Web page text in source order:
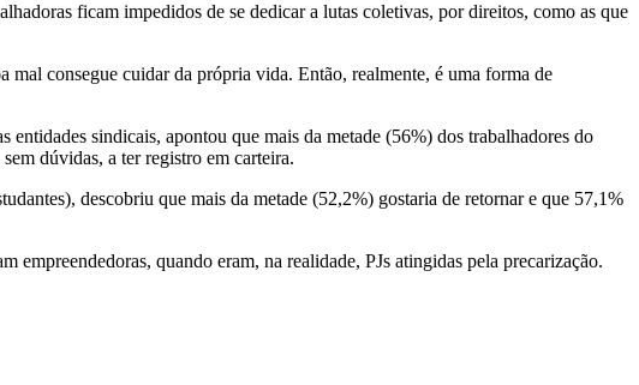
ficam impedidos de se dedicar a lutas coletivas, por direitos, como as que
mal consegue cuidar da própria vida. Então, realmente, é uma forma de
sindicais, apontou que mais da metade (56%) dos trabalhadores do
dúvidas, a ter registro em carteira.
descobriu que mais da metade (52,2%) gostaria de retornar e que 57,1%
empreendedoras, quando eram, na realidade, PJs atingidas pela precarização.